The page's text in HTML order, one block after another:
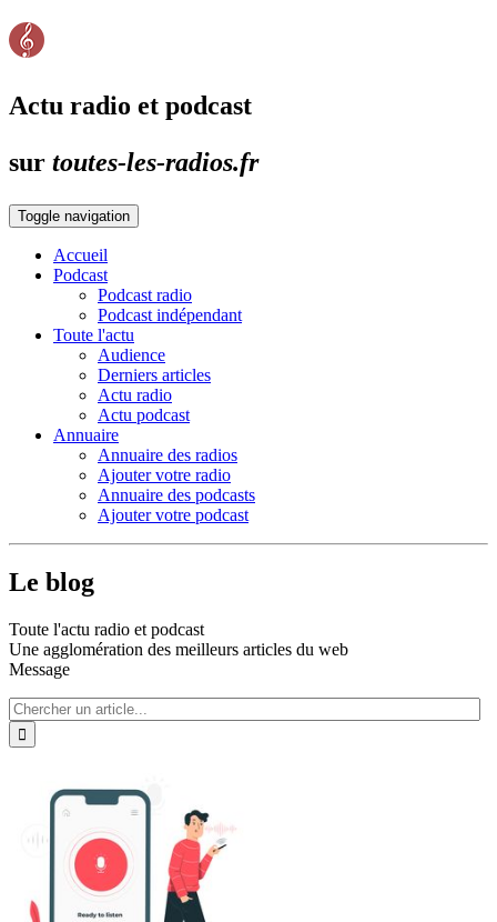
Actu radio et podcast
sur toutes-les-radios.fr
Toggle navigation
Accueil
Podcast
Podcast radio
Podcast indépendant
Toute l'actu
Audience
Derniers articles
Actu radio
Actu podcast
Annuaire
Annuaire des radios
Ajouter votre radio
Annuaire des podcasts
Ajouter votre podcast
Le blog
Toute l'actu radio et podcast
Une agglomération des meilleurs articles du web
Message